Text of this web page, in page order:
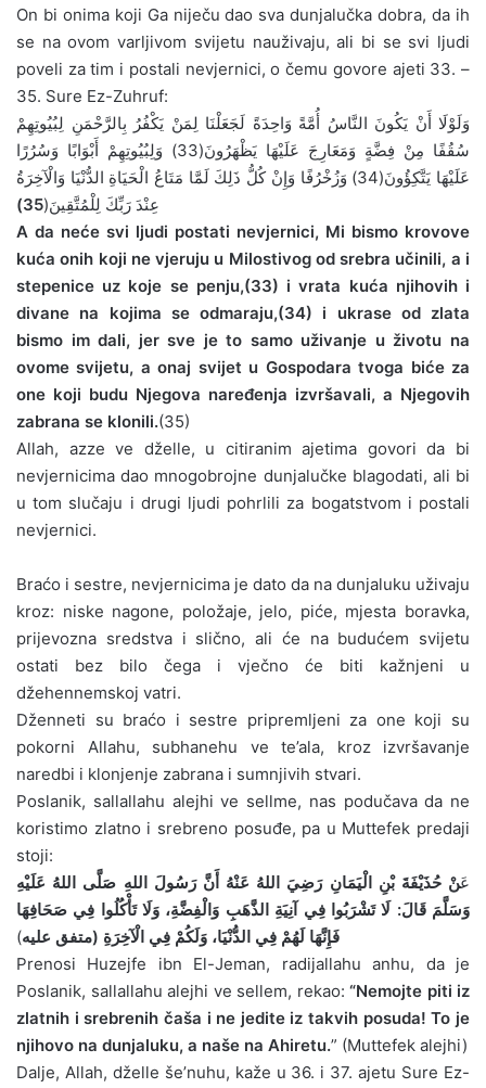
On bi onima koji Ga niječu dao sva dunjalučka dobra, da ih
se na ovom varljivom svijetu nauživaju, ali bi se svi ljudi
poveli za tim i postali nevjernici, o čemu govore ajeti 33. –
35. Sure Ez-Zuhruf:
وَلَوْلَا أَنْ يَكُونَ النَّاسُ أُمَّةً وَاحِدَةً لَجَعَلْنَا لِمَنْ يَكْفُرُ بِالرَّحْمَنِ لِبُيُوتِهِمْ
سُقُفًا مِنْ فِضَّةٍ وَمَعَارِجَ عَلَيْهَا يَظْهَرُونَ(33) وَلِبُيُوتِهِمْ أَبْوَابًا وَسُرُرًا
عَلَيْهَا يَتَّكِؤُونَ(34) وَزُخْرُفًا وَإِنْ كُلُّ ذَلِكَ لَمَّا مَتَاعُ الْحَيَاةِ الدُّنْيَا وَالْآخِرَةُ
عِنْدَ رَبِّكَ لِلْمُتَّقِينَ(35)
A da neće svi ljudi postati nevjernici, Mi bismo krovove
kuća onih koji ne vjeruju u Milostivog od srebra učinili, a i
stepenice uz koje se penju,(33) i vrata kuća njihovih i
divane na kojima se odmaraju,(34) i ukrase od zlata
bismo im dali, jer sve je to samo uživanje u životu na
ovome svijetu, a onaj svijet u Gospodara tvoga biće za
one koji budu Njegova naređenja izvršavali, a Njegovih
zabrana se klonili.(35)
Allah, azze ve dželle, u citiranim ajetima govori da bi
nevjernicima dao mnogobrojne dunjalučke blagodati, ali bi
u tom slučaju i drugi ljudi pohrlili za bogatstvom i postali
nevjernici.
Braćo i sestre, nevjernicima je dato da na dunjaluku uživaju
kroz: niske nagone, položaje, jelo, piće, mjesta boravka,
prijevozna sredstva i slično, ali će na budućem svijetu
ostati bez bilo čega i vječno će biti kažnjeni u
džehennemskoj vatri.
Dženneti su braćo i sestre pripremljeni za one koji su
pokorni Allahu, subhanehu ve te’ala, kroz izvršavanje
naredbi i klonjenje zabrana i sumnjivih stvari.
Poslanik, sallallahu alejhi ve sellme, nas podučava da ne
koristimo zlatno i srebreno posuđe, pa u Muttefek predaji
stoji:
عَنْ حُذَيْفَةَ بْنِ الْيَمَانِ رَضِيَ اللهُ عَنْهُ أَنَّ رَسُولَ اللهِ صَلَّى اللهُ عَلَيْهِ
وَسَلَّمَ قَالَ: لَا تَشْرَبُوا فِي آنِيَةِ الذَّهَبِ وَالْفِضَّةِ، وَلَا تَأْكُلُوا فِي صَحَافِهَا
فَإِنَّهَا لَهُمْ فِي الدُّنْيَا، وَلَكُمْ فِي الْآخِرَةِ (متفق عليه)
Prenosi Huzejfe ibn El-Jeman, radijallahu anhu, da je
Poslanik, sallallahu alejhi ve sellem, rekao: “Nemojte piti iz
zlatnih i srebrenih čaša i ne jedite iz takvih posuda! To je
njihovo na dunjaluku, a naše na Ahiretu.” (Muttefek alejhi)
Dalje, Allah, dželle še’nuhu, kaže u 36. i 37. ajetu Sure Ez-